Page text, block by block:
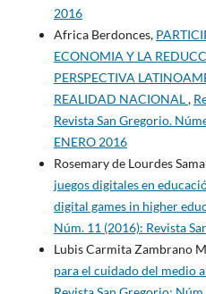
2016
Africa Berdonces,
ECONOMIA Y LA
PERSPECTIVA
REALIDAD NACIONAL,
Revista San Gregorio.
ENERO 2016
Rosemary de Lourdes
juegos digitales en
digital games in higher
Núm. 11 (2016): Revista
Lubis Carmita Zambrano
para el cuidado del medio